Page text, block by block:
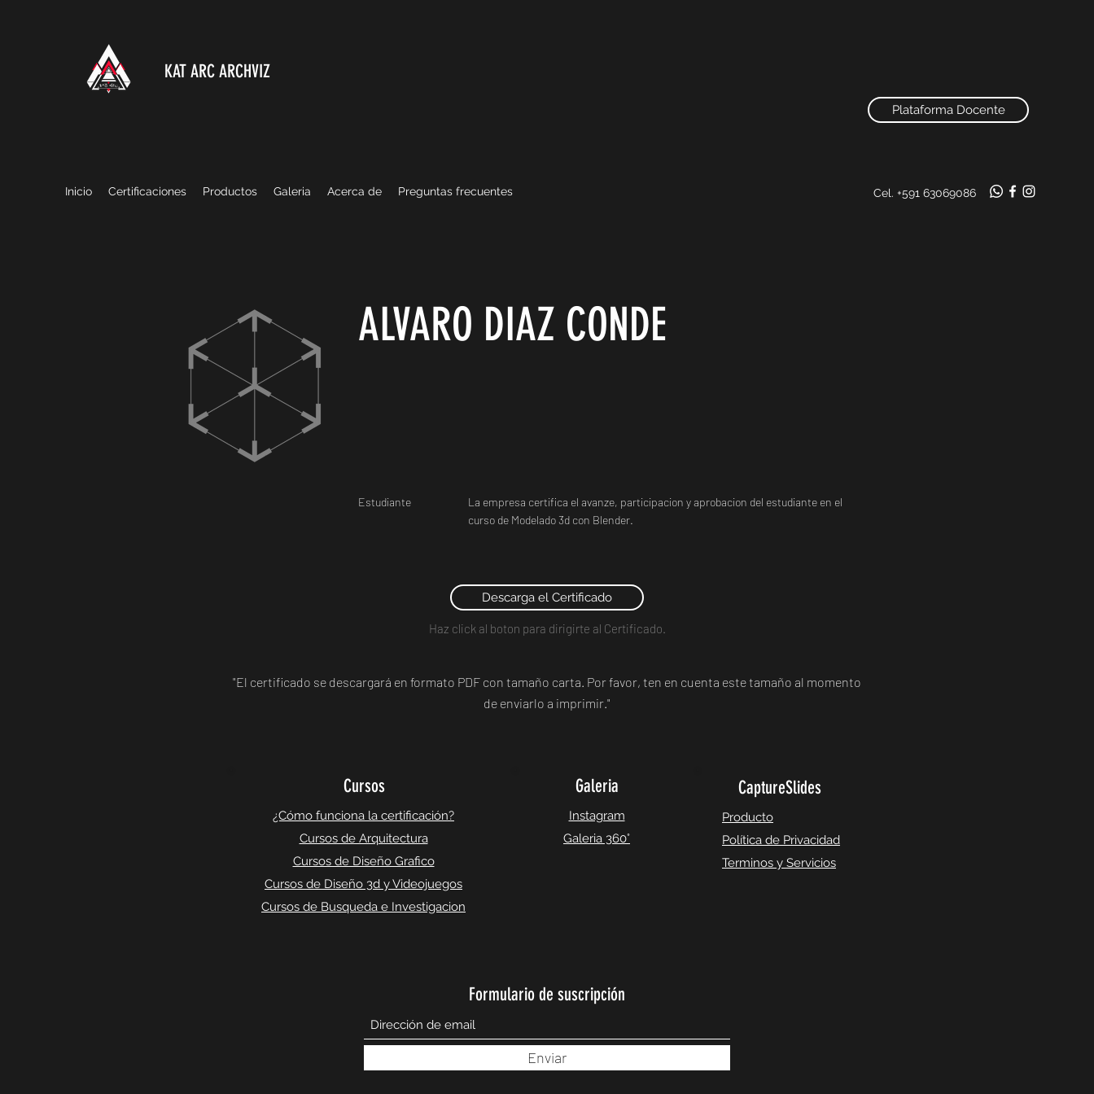
KAT ARC ARCHVIZ
Plataforma Docente
Inicio Certificaciones Productos Galeria Acerca de Preguntas frecuentes Cel. +591 63069086
ALVARO DIAZ CONDE
Estudiante
La empresa certifica el avanze, participacion y aprobacion del estudiante en el
curso de Modelado 3d con Blender.
Descarga el Certificado
Haz click al boton para dirigirte al Certificado.
"El certificado se descargará en formato PDF con tamaño carta. Por favor, ten en cuenta este tamaño al momento
de enviarlo a imprimir."
Cursos
¿Cómo funciona la certificación?
Cursos de Arquitectura
Cursos de Diseño Grafico
Cursos de Diseño 3d y Videojuegos
Cursos de Busqueda e Investigacion
Galeria
Instagram
Galeria 360°
CaptureSlides
Producto
Política de Privacidad
Terminos y Servicios
Formulario de suscripción
Enviar